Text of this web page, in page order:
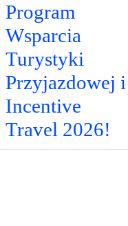
Program
Wsparcia
Turystyki
Przyjazdowej i
Incentive
Travel 2026!